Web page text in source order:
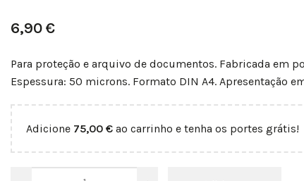
6,90€
Para proteção e arquivo de documentos. Fabricada em
Espessura: 50 microns. Formato DIN A4. Apresentação
Adicione 75,00 € ao carrinho e tenha os portes grátis!